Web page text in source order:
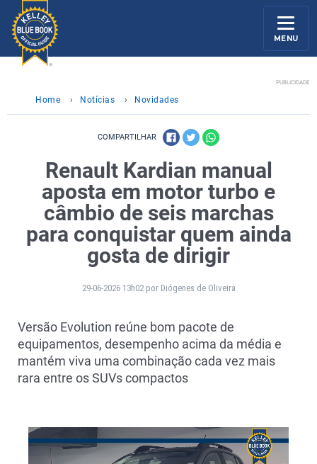
MENU
PUBLICIDADE
Home › Notícias › Novidades
COMPARTILHAR
Renault Kardian manual
aposta em motor turbo e
câmbio de seis marchas
para conquistar quem ainda
gosta de dirigir
29-06-2026 13h02 por Diógenes de Oliveira
Versão Evolution reúne bom pacote de
equipamentos, desempenho acima da média e
mantém viva uma combinação cada vez mais
rara entre os SUVs compactos